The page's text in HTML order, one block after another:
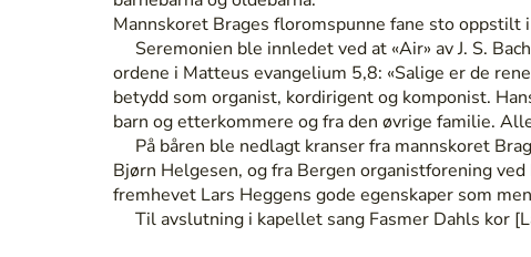
Mannskoret Brages floromspunne fane sto
Seremonien ble innledet ved at «Air» av J. S.
ordene i Matteus evangelium 5,8: «Salige er de
betydd som organist, kordirigent og komponist.
barn og etterkommere og fra den øvrige familie.
På båren ble nedlagt kranser fra mannskoret
Bjørn Helgesen, og fra Bergen organistforening
fremhevet Lars Heggens gode egenskaper som
Til avslutning i kapellet sang Fasmer Dahls kor